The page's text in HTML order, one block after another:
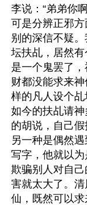
李说：“弟弟你
可是分辨正邪
别的深信不疑
坛扶乩，居然
是一个鬼罢了
财都没能求来
样的凡人设个
如今的扶乩请
的胡说，自己
另一种是偶然
写字，他就以
欺骗别人对自
害就太大了。
仙，既然可以